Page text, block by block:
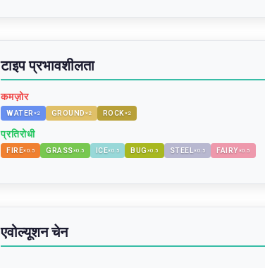
टाइप प्रभावशीलता
कमज़ोर
WATER ×2 GROUND ×2 ROCK×2
प्रतिरोधी
FIRE×0.5 GRASS×0.5 ICE×0.5 BUG ×0.5 STEEL×0.5 FAIRY×0.5
एवोल्यूशन चेन